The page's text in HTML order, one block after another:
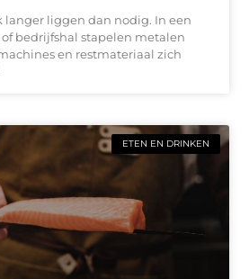
langer liggen dan nodig. In een
bedrijfshal stapelen metalen
en restmateriaal zich
ETEN EN DRINKEN